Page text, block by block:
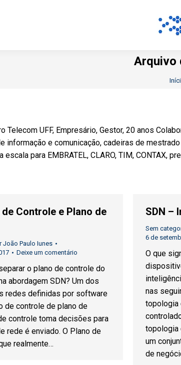
Arquivo
Telecom UFF, Empresário, Gestor, 20 anos
informação e comunicação, cadeiras de
escala para EMBRATEL, CLARO, TIM,
de Controle e Plano de
João Paulo Iunes
Deixe um comentário
o plano de controle do
abordagem SDN? Um dos
redes definidas por software
de controle de plano de
controle toma decisões para
rede é enviado. O Plano de
realmente…
SDN –
Sem
6 de
O que
nas
topologia
topologia
um
de